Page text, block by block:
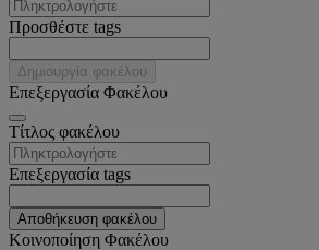
Προσθέστε tags
Δημιουργία φακέλου
Επεξεργασία Φακέλου
Tίτλος φακέλου
Επεξεργασία tags
Αποθήκευση φακέλου
Κοινοποίηση Φακέλου